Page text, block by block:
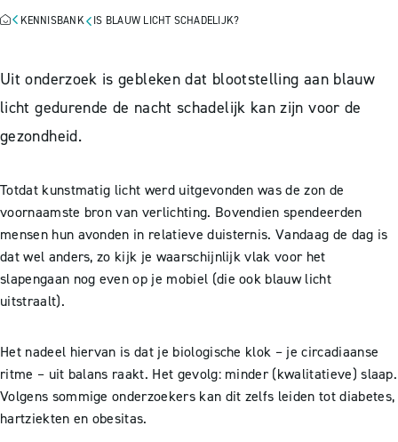
KENNISBANK IS BLAUW LICHT SCHADELIJK?
Uit onderzoek is gebleken dat blootstelling aan blauw
licht gedurende de nacht schadelijk kan zijn voor de
gezondheid.
Totdat kunstmatig licht werd uitgevonden was de zon de
voornaamste bron van verlichting. Bovendien spendeerden
mensen hun avonden in relatieve duisternis. Vandaag de dag is
dat wel anders, zo kijk je waarschijnlijk vlak voor het
slapengaan nog even op je mobiel (die ook blauw licht
uitstraalt).
Het nadeel hiervan is dat je biologische klok – je circadiaanse
ritme – uit balans raakt. Het gevolg: minder (kwalitatieve) slaap.
Volgens sommige onderzoekers kan dit zelfs leiden tot diabetes,
hartziekten en obesitas.